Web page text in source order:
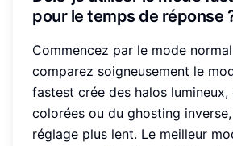
pour le temps de réponse
Commencez par le mode
comparez soigneusement le
fastest crée des halos lumineux,
colorées ou du ghosting
réglage plus lent. Le meilleur